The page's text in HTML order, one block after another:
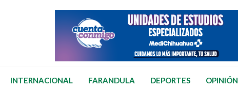
INTERNACIONAL FARANDULA DEPORTES OPINIÓN